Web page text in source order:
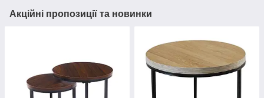
Акційні пропозиції та новинки